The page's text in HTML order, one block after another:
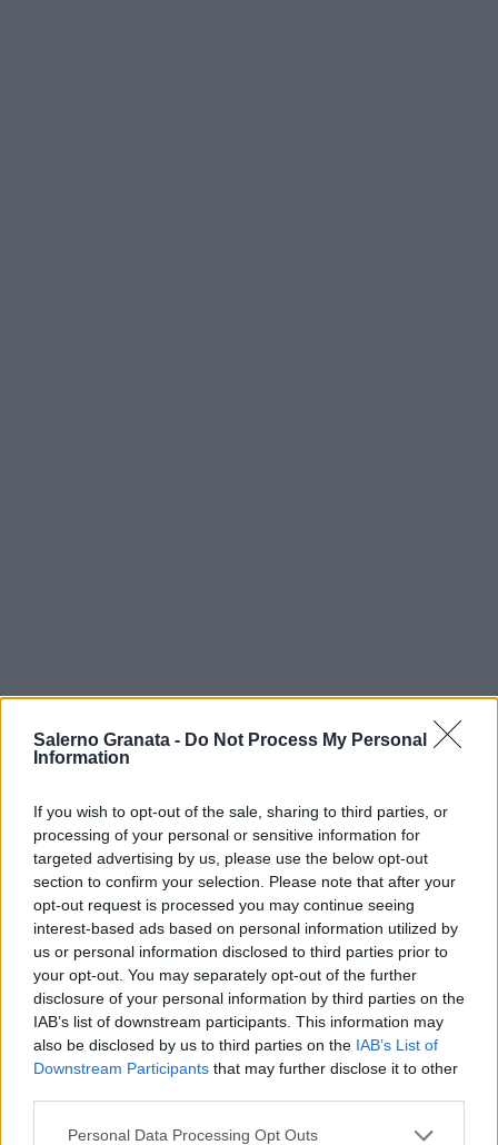
Salerno Granata - Do Not Process My Personal
Information
If you wish to opt-out of the sale, sharing to third parties, or
processing of your personal or sensitive information for
targeted advertising by us, please use the below opt-out
section to confirm your selection. Please note that after your
opt-out request is processed you may continue seeing
interest-based ads based on personal information utilized by
us or personal information disclosed to third parties prior to
your opt-out. You may separately opt-out of the further
disclosure of your personal information by third parties on the
IAB’s list of downstream participants. This information may
also be disclosed by us to third parties on the IAB’s List of
Downstream Participants that may further disclose it to other
Personal Data Processing Opt Outs